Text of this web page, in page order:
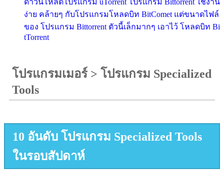
ดาวน์โหลดโปรแกรม uTorrent โปรแกรม Bittorrent ใช้งาน
ง่าย คล้ายๆ กับโปรแกรมโหลดบิท BitComet แต่ขนาดไฟล์
ของ โปรแกรม Bittorrent ตัวนี้เล็กมากๆ เอาไว้ โหลดบิท Bi
tTorrent
โปรแกรมเมอร์> โปรแกรม Specialized
Tools
10 อันดับ โปรแกรม Specialized Tools
ในรอบสัปดาห์